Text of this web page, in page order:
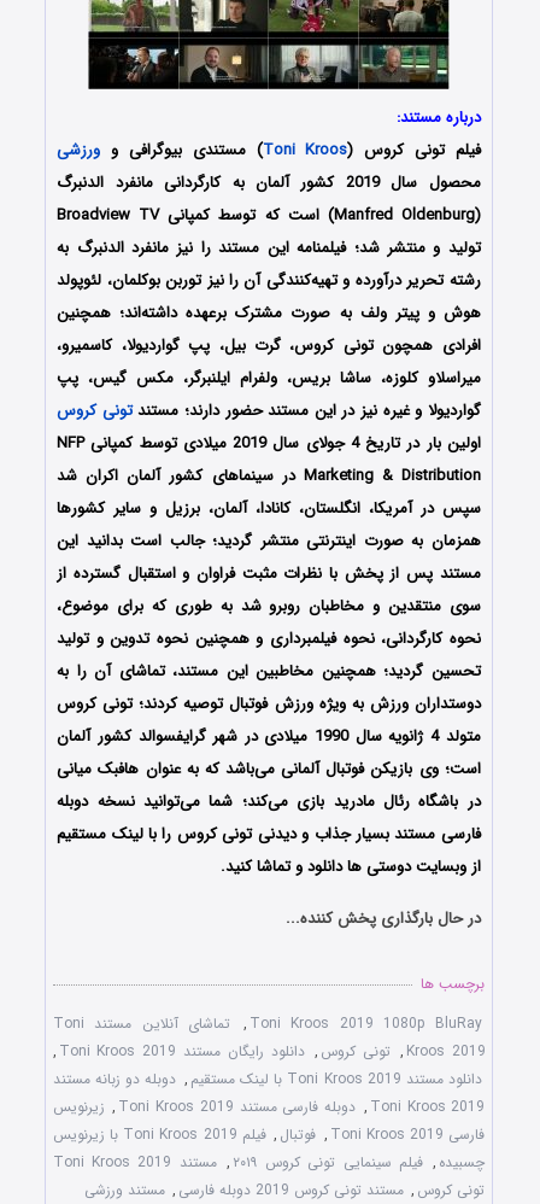
درباره مستند:
فیلم تونی کروس (Toni Kroos) مستندی بیوگرافی و ورزشی
محصول سال 2019 کشور آلمان به کارگردانی مانفرد الدنبرگ
(Manfred Oldenburg) است که توسط کمپانی Broadview TV
تولید و منتشر شد؛ فیلمنامه این مستند را نیز مانفرد الدنبرگ به
رشته تحریر درآورده و تهیه‌کنندگی آن را نیز توربن بوکلمان، لئوپولد
هوش و پیتر ولف به صورت مشترک برعهده داشته‌اند؛ همچنین
افرادی همچون تونی کروس، گرت بیل، پپ گواردیولا، کاسمیرو،
میراسلاو کلوزه، ساشا بریس، ولفرام ایلنبرگر، مکس گیس، پپ
گواردیولا و غیره نیز در این مستند حضور دارند؛ مستندتونی کروس
اولین بار در تاریخ 4 جولای سال 2019 میلادی توسط کمپانی NFP
Marketing & Distribution در سینماهای کشور آلمان اکران شد
سپس در آمریکا، انگلستان، کانادا، آلمان، برزیل و سایر کشورها
همزمان به صورت اینترنتی منتشر گردید؛ جالب است بدانید این
مستند پس از پخش با نظرات مثبت فراوان و استقبال گسترده از
سوی منتقدین و مخاطبان روبرو شد به طوری که برای موضوع،
نحوه کارگردانی، نحوه فیلمبرداری و همچنین نحوه تدوین و تولید
تحسین گردید؛ همچنین مخاطبین این مستند، تماشای آن را به
دوستداران ورزش به ویژه ورزش فوتبال توصیه کردند؛ تونی کروس
متولد 4 ژانویه سال 1990 میلادی در شهر گرایفسوالد کشور آلمان
است؛ وی بازیکن فوتبال آلمانی می‌باشد که به عنوان هافبک میانی
در باشگاه رئال مادرید بازی می‌کند؛ شما می‌توانید نسخه دوبله
فارسی مستند بسیار جذاب و دیدنی تونی کروس را با لینک مستقیم
از وبسایت دوستی ها دانلود و تماشا کنید.
در حال بارگذاری پخش کننده...
برچسب ها
Toni Kroos 2019 1080p BluRay
,
تماشای آنلاین مستند Toni
Kroos 2019
, تونی کروس , دانلود رایگان مستند Toni Kroos 2019
,
دانلود مستند Toni Kroos 2019 با لینک مستقیم
, دوبله دو زبانه مستند
Toni Kroos 2019
, دوبله فارسی مستند Toni Kroos 2019 , زیرنویس
فارسی Toni Kroos 2019
, فوتبال ,
فیلم Toni Kroos 2019 با زیرنویس
چسبیده , فیلم سینمایی تونی کروس ۲۰۱۹ ,
مستند Toni Kroos 2019
تونی کروس , مستند تونی کروس 2019 دوبله فارسی , مستند ورزشی